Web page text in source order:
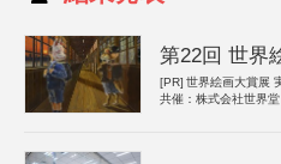
第22回 世界
[PR] 世界絵画大賞展
共催：株式会社世界堂